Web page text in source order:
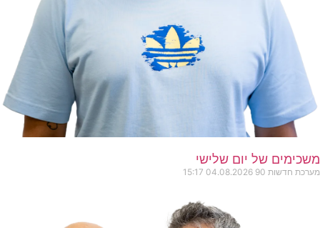
משכימים של יום שלישי
מערכת חדשות 90 04.08.2026
15:17